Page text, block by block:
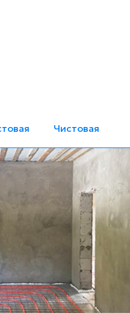
Чистовая